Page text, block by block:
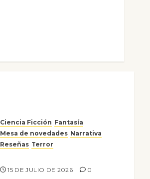
Ciencia Ficción Fantasía
Mesa de novedades Narrativa
Reseñas Terror
15 DE JULIO DE 2026 0